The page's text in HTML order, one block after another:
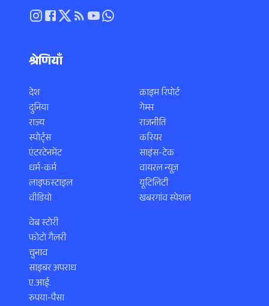
श्रेणियाँ
देश
दुनिया
राज्य
स्पोर्ट्स
एंटरटेनमेंट
धर्म-कर्म
लाइफस्टाइल
वीडियो
क्राइम रिपोर्ट
गेम्स
राजनीति
करियर
साइंस-टेक
वायरल न्यूज़
यूटिलिटी
खबरगांव स्पेशल
वेब स्टोरी
फोटो गैलरी
चुनाव
साइबर अपराध
ए.आई.
रुपया-पैसा